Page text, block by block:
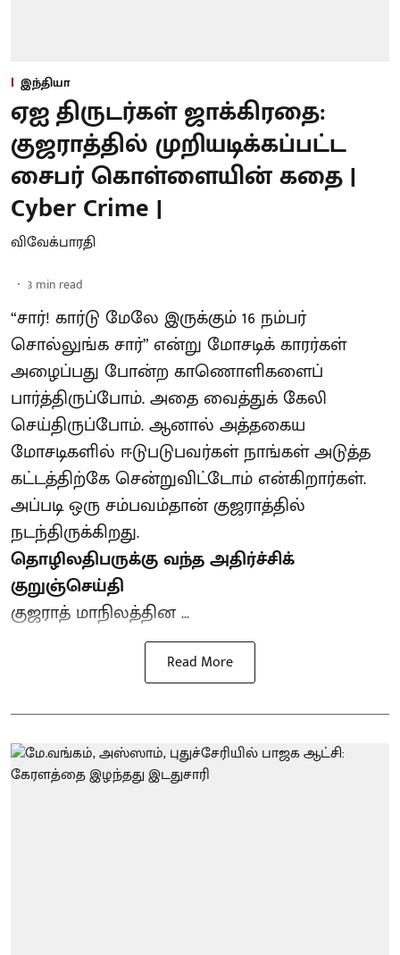
இந்தியா
ஏஐ திருடர்கள் ஜாக்கிரதை:
குஜராத்தில் முறியடிக்கப்பட்ட
சைபர் கொள்ளையின் கதை |
Cyber Crime |
விவேக்பாரதி
3 min read
“சார்! கார்டு மேலே இருக்கும் 16 நம்பர்
சொல்லுங்க சார்” என்று மோசடிக் காரர்கள்
அழைப்பது போன்ற காணொளிகளைப்
பார்த்திருப்போம். அதை வைத்துக் கேலி
செய்திருப்போம். ஆனால் அத்தகைய
மோசடிகளில் ஈடுபடுபவர்கள் நாங்கள் அடுத்த
கட்டத்திற்கே சென்றுவிட்டோம் என்கிறார்கள்.
அப்படி ஒரு சம்பவம்தான் குஜராத்தில்
நடந்திருக்கிறது.
தொழிலதிபருக்கு வந்த அதிர்ச்சிக்
குறுஞ்செய்தி
குஜராத் மாநிலத்தின ...
Read More